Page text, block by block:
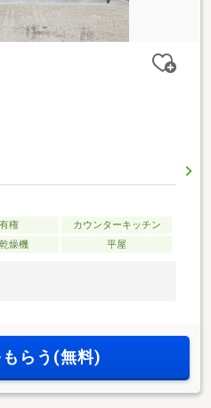
権
カウンターキッチン
燥機 平屋
らう(無料)